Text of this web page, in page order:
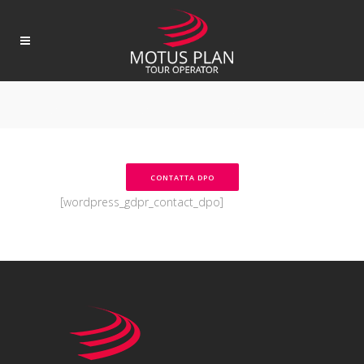
CONTATTA DPO
[wordpress_gdpr_contact_dpo]